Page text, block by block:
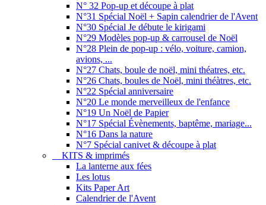
N° 32 Pop-up et découpe à plat
N°31 Spécial Noël + Sapin calendrier de l'Avent
N°30 Spécial Je débute le kirigami
N°29 Modèles pop-up & carrousel de Noël
N°28 Plein de pop-up : vélo, voiture, camion,
avions, ...
N°27 Chats, boule de noël, mini théatres, etc.
N°26 Chats, boules de Noël, mini théàtres, etc.
N°22 Spécial anniversaire
N°20 Le monde merveilleux de l'enfance
N°19 Un Noël de Papier
N°17 Spécial Évènements, baptême, mariage...
N°16 Dans la nature
N°7 Spécial canivet & découpe à plat
KITS & imprimés
La lanterne aux fées
Les lotus
Kits Paper Art
Calendrier de l'Avent